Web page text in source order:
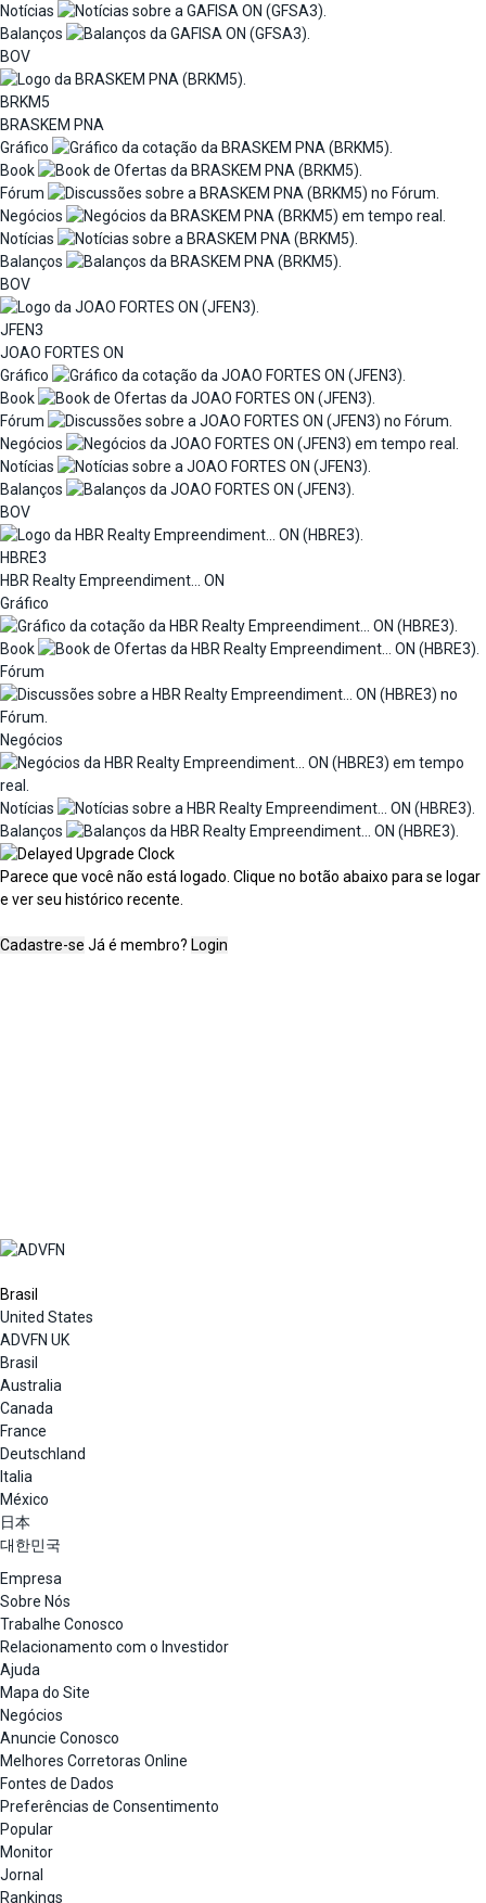
Notícias
Balanços
BOV
BRKM5
BRASKEM PNA
Gráfico
Book
Fórum
Negócios
Notícias
Balanços
BOV
JFEN3
JOAO FORTES ON
Gráfico
Book
Fórum
Negócios
Notícias
Balanços
BOV
HBRE3
HBR Realty Empreendiment... ON
Gráfico
Book
Fórum
Negócios
Notícias
Balanços
Parece que você não está logado. Clique no botão abaixo para se logar
e ver seu histórico recente.
Cadastre-se Já é membro? Login
Brasil
United States
ADVFN UK
Brasil
Australia
Canada
France
Deutschland
Italia
México
日本
대한민국
Empresa
Sobre Nós
Trabalhe Conosco
Relacionamento com o Investidor
Ajuda
Mapa do Site
Negócios
Anuncie Conosco
Melhores Corretoras Online
Fontes de Dados
Preferências de Consentimento
Popular
Monitor
Jornal
Rankings